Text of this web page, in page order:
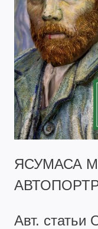
ЯСУМАСА
Авт.